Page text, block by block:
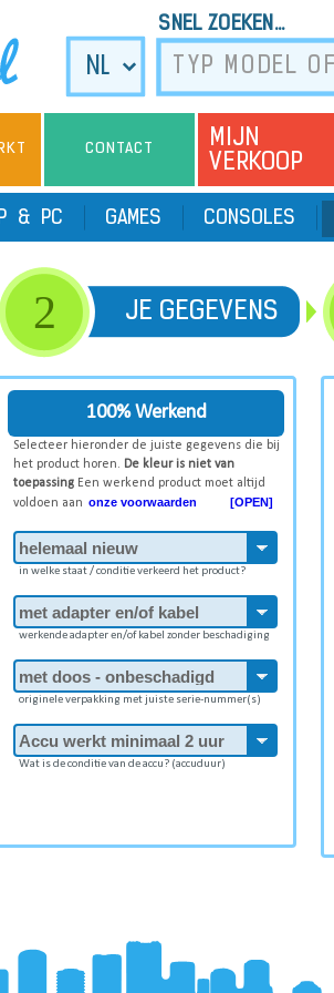
SNEL ZOEKEN...
CONTACT
MIJN
VERKOOP
& PC GAMES CONSOLES
2 JE GEGEVENS
100% Werkend
Selecteer hieronder de juiste gegevens die bij
het product horen. De kleur is niet van
toepassing Een werkend product moet altijd
voldoen aan onze voorwaarden [OPEN]
in welke staat / conditie verkeerd het product?
werkende adapter en/of kabel zonder beschadiging
originele verpakking met juiste serie-nummer(s)
Wat is de conditie van de accu? (accuduur)